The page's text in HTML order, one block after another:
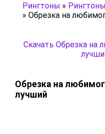
Рингтоны »
» Обрезка на
Скачать Обрезка
Обрезка на
лучший